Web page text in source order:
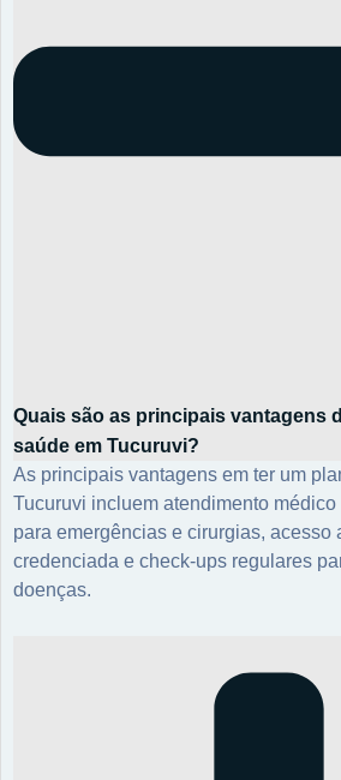
Quais são as principais vantagens
saúde em Tucuruvi?
As principais vantagens em ter um
Tucuruvi incluem atendimento
para emergências e cirurgias, acesso
credenciada e check-ups regulares
doenças.